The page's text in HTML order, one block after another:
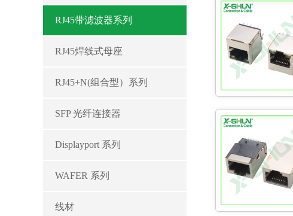
RJ45带滤波器系列
RJ45焊线式母座
RJ45+N(组合型）系列
SFP 光纤连接器
Displayport 系列
WAFER 系列
线材